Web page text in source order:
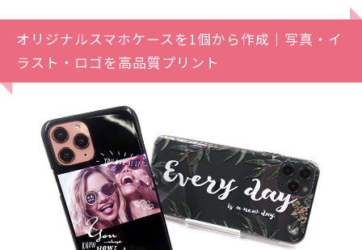
オリジナルスマホケースを1個から作成｜写真・イ
ラスト・ロゴを高品質プリント